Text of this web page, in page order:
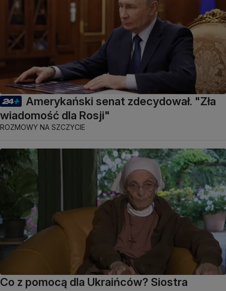
Amerykański senat zdecydował. "Zła
wiadomość dla Rosji"
ROZMOWY NA SZCZYCIE
Co z pomocą dla Ukraińców? Siostra